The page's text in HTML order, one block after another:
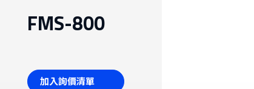
FMS-800
加入詢價清單